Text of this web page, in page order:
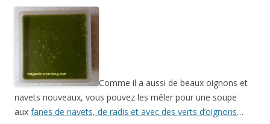
Comme il a aussi de beaux oignons et
navets nouveaux, vous pouvez les mêler pour une soupe
aux fanes de navets, de radis et avec des verts d’oignons…